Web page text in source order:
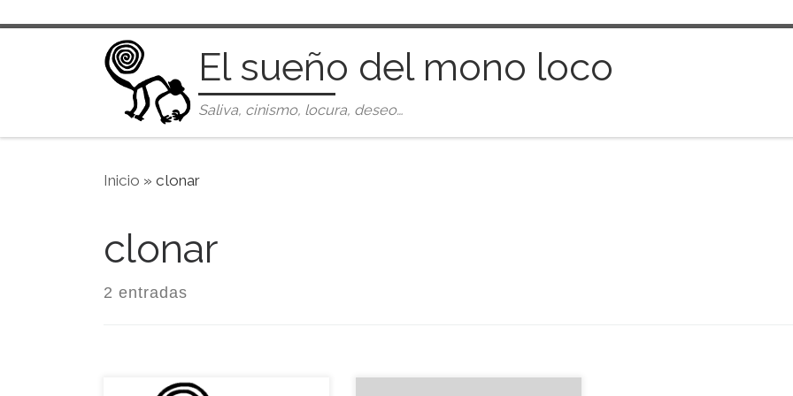
Saltar al contenido
El sueño del mono loco
Saliva, cinismo, locura, deseo…
Inicio » clonar
clonar
2 entradas